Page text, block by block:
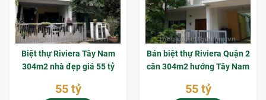
Biệt thự Riviera Tây Nam
304m2 nhà đẹp giá 55 tỷ
55 tỷ
Bán biệt thự Riviera Quận 2
căn 304m2 hướng Tây Nam
55 tỷ